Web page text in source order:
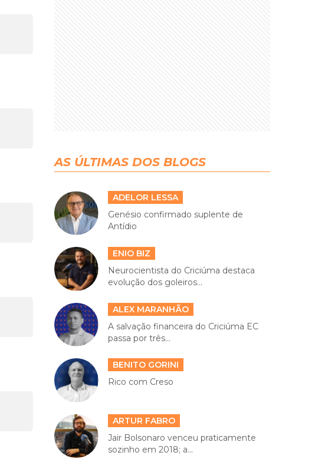
AS ÚLTIMAS DOS BLOGS
ADELOR LESSA
Genésio confirmado suplente de
Antídio
ENIO BIZ
Neurocientista do Criciúma destaca
evolução dos goleiros...
ALEX MARANHÃO
A salvação financeira do Criciúma EC
passa por três...
BENITO GORINI
Rico com Creso
ARTUR FABRO
Jair Bolsonaro venceu praticamente
sozinho em 2018; a...